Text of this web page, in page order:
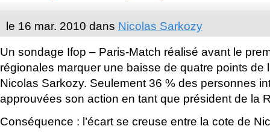
le 16 mar. 2010 dans Nicolas Sarkozy
Un sondage Ifop – Paris-Match réalisé avant le
régionales marquer une baisse de quatre points de
Nicolas Sarkozy. Seulement 36 % des personnes
approuvées son action en tant que président de la
Conséquence : l’écart se creuse entre la cote de